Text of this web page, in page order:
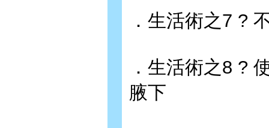
．生活術之7 ?
．生活術之8 ?
腋下